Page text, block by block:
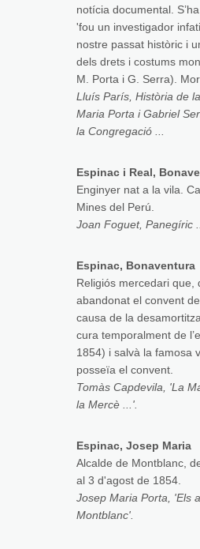
notícia documental.
'fou un investigador
nostre passat històric i
dels drets i costums
M. Porta i G. Serra).
Lluís París, Història de
Maria Porta i Gabriel
la Congregació ...
Espinac i Real,
Enginyer nat a la vila.
Mines del Perú.
Joan Foguet, Panegíric
Espinac, Bonaventura
Religiós mercedari que,
abandonat el convent
causa de la
cura temporalment de
1854) i salvà la famosa
posseïa el convent.
Tomàs Capdevila, 'La
la Mercè ...'.
Espinac, Josep Maria
Alcalde de Montblanc,
al 3 d'agost de 1854.
Josep Maria Porta, 'Els
Montblanc'.